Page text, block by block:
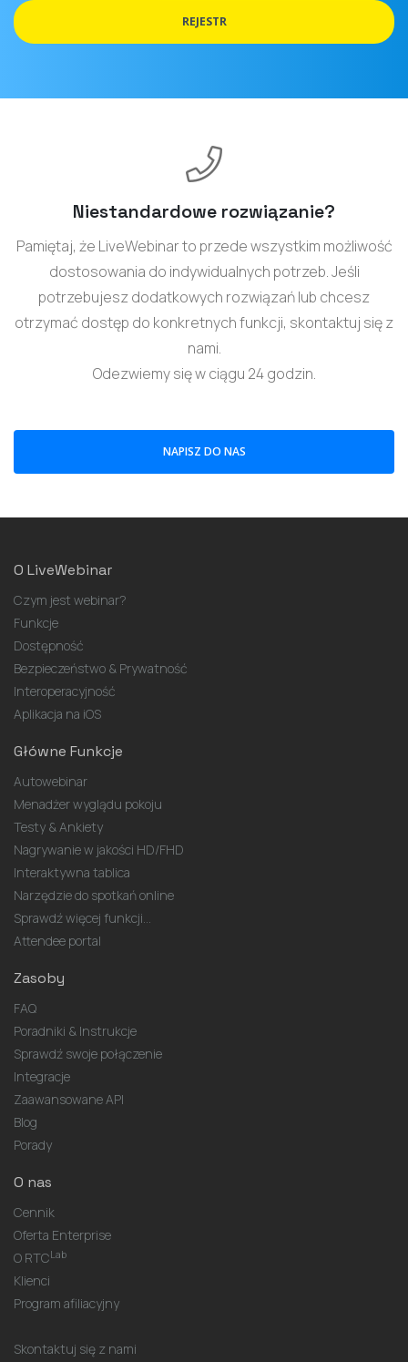
mail
REJESTR
Niestandardowe rozwiązanie?
Pamiętaj, że LiveWebinar to przede wszystkim możliwość
dostosowania do indywidualnych potrzeb. Jeśli
potrzebujesz dodatkowych rozwiązań lub chcesz
otrzymać dostęp do konkretnych funkcji, skontaktuj się z
nami.
Odezwiemy się w ciągu 24 godzin.
NAPISZ DO NAS
O LiveWebinar
Czym jest webinar?
Funkcje
Dostępność
Bezpieczeństwo & Prywatność
Interoperacyjność
Aplikacja na iOS
Główne Funkcje
Autowebinar
Menadżer wyglądu pokoju
Testy & Ankiety
Nagrywanie w jakości HD/FHD
Interaktywna tablica
Narzędzie do spotkań online
Sprawdź więcej funkcji...
Attendee portal
Zasoby
FAQ
Poradniki & Instrukcje
Sprawdź swoje połączenie
Integracje
Zaawansowane API
Blog
Porady
O nas
Cennik
Oferta Enterprise
O RTCLab
Klienci
Program afiliacyjny
Skontaktuj się z nami